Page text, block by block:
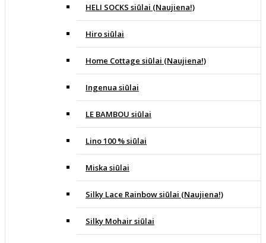
HELI SOCKS siūlai (Naujiena!)
Hiro siūlai
Home Cottage siūlai (Naujiena!)
Ingenua siūlai
LE BAMBOU siūlai
Lino 100 % siūlai
Miska siūlai
Silky Lace Rainbow siūlai (Naujiena!)
Silky Mohair siūlai